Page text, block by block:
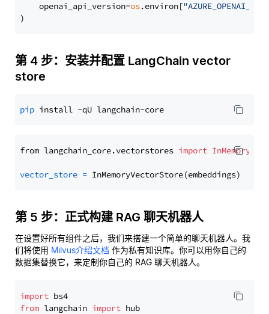
    openai_api_version=
os.environ[
第 4 步：安装并配置 LangChain vector
store
pip
from langchain_core.vectorstores import
vector_store =
第 5 步：正式构建 RAG 聊天机器人
在设置好所有组件之后，我们来搭建一个简单的聊天机器人。我
们将使用 Milvus介绍文档 作为私有知识库。你可以用你自己的
数据集替换它，来定制你自己的 RAG 聊天机器人。
import
from langchain import